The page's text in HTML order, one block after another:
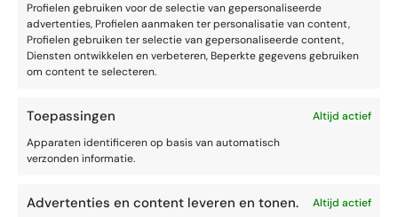
Profielen gebruiken voor de selectie van gepersonaliseerde
advertenties, Profielen aanmaken ter personalisatie van content,
Profielen gebruiken ter selectie van gepersonaliseerde content,
Diensten ontwikkelen en verbeteren, Beperkte gegevens gebruiken
om content te selecteren.
Toepassingen
Altijd actief
Apparaten identificeren op basis van automatisch
verzonden informatie.
Advertenties en content leveren en tonen. Altijd actief
Identity threat